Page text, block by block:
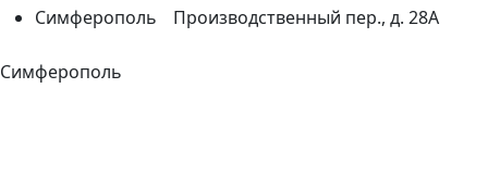
Симферополь Производственный пер., д. 28А
Симферополь